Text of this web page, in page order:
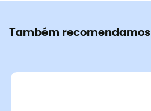
Também recomendamos